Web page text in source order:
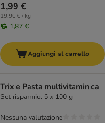
1,99 €
19,90 € / kg
1,87 €
Aggiungi al carrello
Trixie Pasta multivitaminica
Set risparmio: 6 x 100 g
Nessuna valutazione